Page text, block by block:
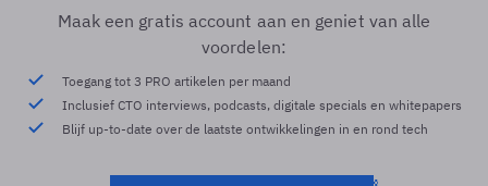
Maak een gratis account aan en geniet van alle
voordelen:
Toegang tot 3 PRO artikelen per maand
Inclusief CTO interviews, podcasts, digitale specials en whitepapers
Blijf up-to-date over de laatste ontwikkelingen in en rond tech